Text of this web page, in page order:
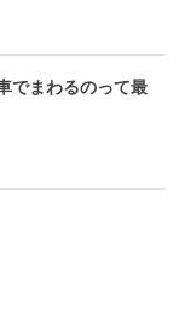
でまわるのって最